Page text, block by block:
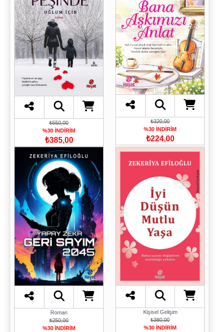
₺550,00
%30 İNDİRİM
₺385,00
₺320,00
%30 İNDİRİM
₺224,00
Roman
₺250,00
%30 İNDİRİM
Kişisel Gelişim
₺380,00
%30 İNDİRİM